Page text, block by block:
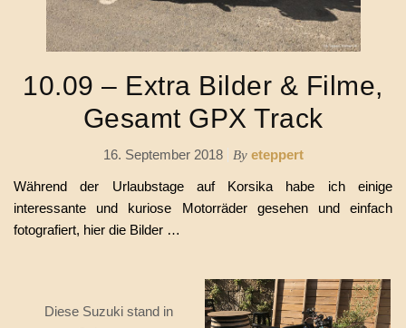
10.09 – Extra Bilder & Filme,
Gesamt GPX Track
16. September 2018 By eteppert
Während der Urlaubstage auf Korsika habe ich einige
interessante und kuriose Motorräder gesehen und einfach
fotografiert, hier die Bilder …
Diese Suzuki stand in